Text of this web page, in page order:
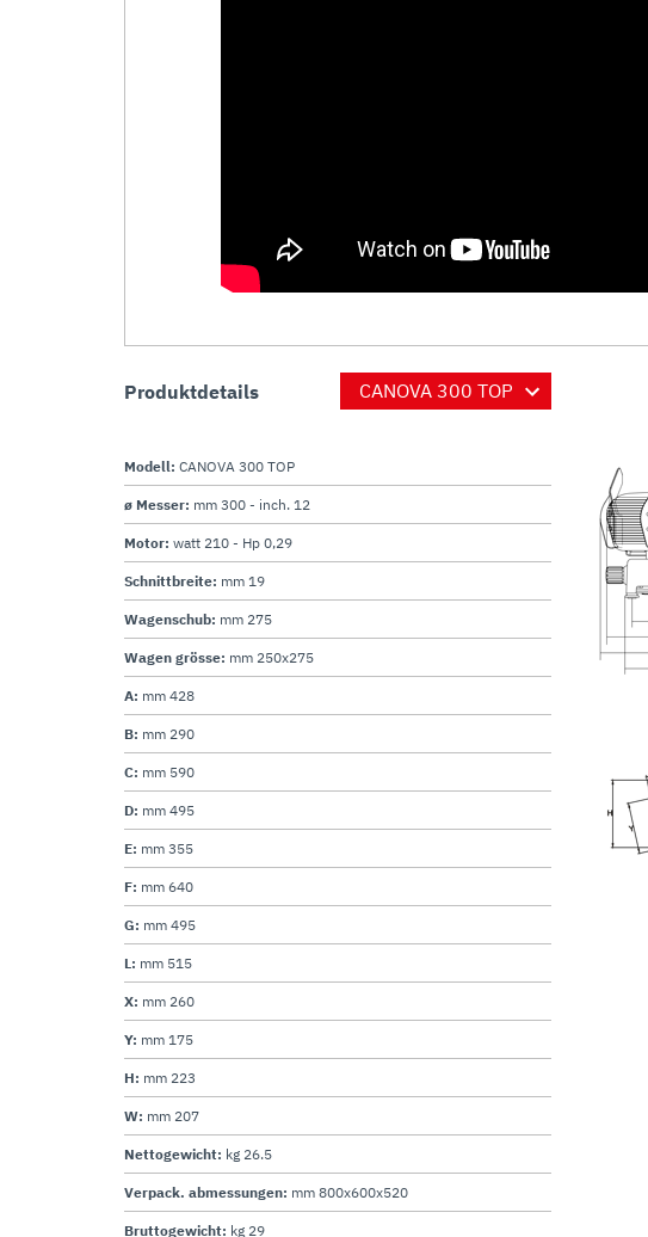
Produktdetails
Modell: CANOVA 300 TOP
ø Messer: mm 300 - inch. 12
Motor: watt 210 - Hp 0,29
Schnittbreite: mm 19
Wagenschub: mm 275
Wagen grösse: mm 250x275
A: mm 428
B: mm 290
C: mm 590
D: mm 495
E: mm 355
F: mm 640
G: mm 495
L: mm 515
X: mm 260
Y: mm 175
H: mm 223
W: mm 207
Nettogewicht: kg 26.5
Verpack. abmessungen: mm 800x600x520
Bruttogewicht: kg 29